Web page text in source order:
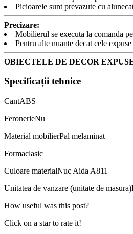
Picioarele sunt prevazute cu
Precizare:
Mobilierul se executa la comanda
Pentru alte nuante decat cele
OBIECTELE DE DECOR
Specificații tehnice
CantABS
FeronerieNu
Material mobilierPal melaminat
Formaclasic
Culoare materialNuc Aida A811
Unitatea de vanzare (unitate de masura)
How useful was this post?
Click on a star to rate it!